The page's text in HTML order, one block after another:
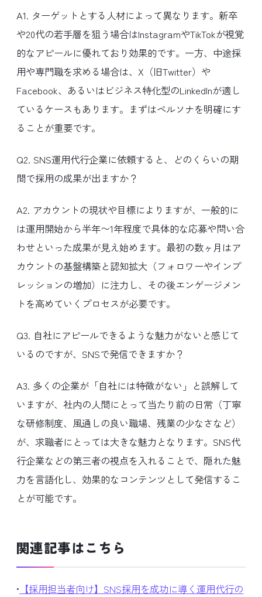
A1. ターゲットとする人材によって異なります。新卒
や20代の若手層を狙う場合はInstagramやTikTokが視覚
的なアピールに優れており効果的です。一方、中途採
用や専門職を求める場合は、X（旧Twitter）や
Facebook、あるいはビジネス特化型のLinkedInが適し
ているケースもあります。まずはペルソナを明確にす
ることが重要です。
Q2. SNS運用代行企業に依頼すると、どのくらいの期
間で採用の成果が出ますか？
A2. アカウントの現状や目標によりますが、一般的に
は運用開始から半年〜1年程度で具体的な応募や問い合
わせといった成果が見え始めます。最初の数ヶ月はア
カウントの基盤構築と認知拡大（フォロワーやインプ
レッションの増加）に注力し、その後エンゲージメン
トを高めていくプロセスが必要です。
Q3. 自社にアピールできるような魅力がないと感じて
いるのですが、SNSで発信できますか？
A3. 多くの企業が「自社には特徴がない」と誤解して
いますが、社内の人間にとって当たり前の日常（丁寧
な研修制度、風通しの良い職場、残業の少なさなど）
が、求職者にとっては大きな魅力となります。SNS代
行企業などの第三者の視点を入れることで、隠れた魅
力を言語化し、効果的なコンテンツとして発信するこ
とが可能です。
関連記事はこちら
• 【採用担当者向け】SNS採用を成功に導く運用代行の